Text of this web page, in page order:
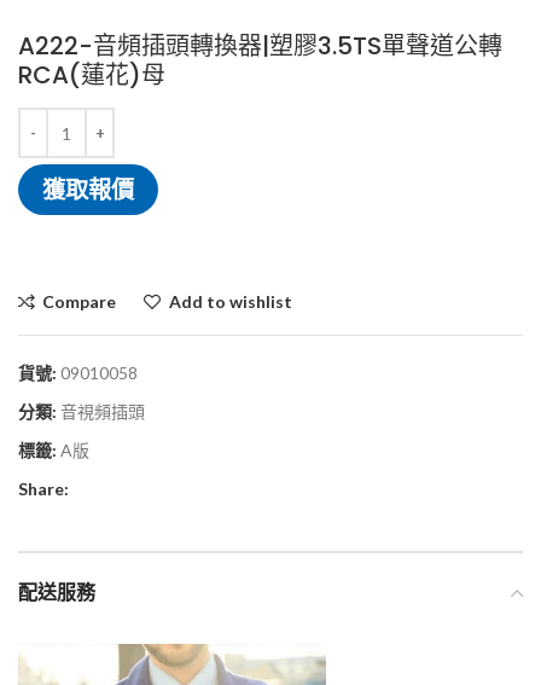
A222-音頻插頭轉換器|塑膠3.5TS單聲道公轉
RCA(蓮花)母
獲取報價
Compare Add to wishlist
貨號: 09010058
分類: 音視頻插頭
標籤: A版
Share:
配送服務